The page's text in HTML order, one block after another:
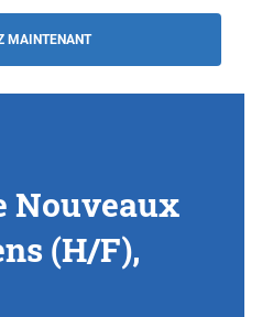
MAINTENANT
Nouveaux
(H/F),